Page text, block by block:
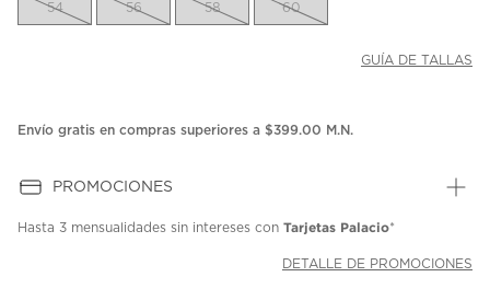
54 56 58 60
GUÍA DE TALLAS
Envío gratis en compras superiores a $399.00 M.N.
PROMOCIONES
Hasta 3 mensualidades sin intereses con Tarjetas Palacio*
DETALLE DE PROMOCIONES